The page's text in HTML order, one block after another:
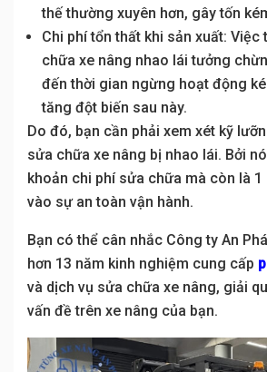
thế thường xuyên hơn, gây tốn
Chi phí tổn thất khi sản xuất: Việc
chữa xe nâng nhao lái tưởng
đến thời gian ngừng hoạt động
tăng đột biến sau này.
Do đó, bạn cần phải xem xét kỹ
sửa chữa xe nâng bị nhao lái. Bởi
khoản chi phí sửa chữa mà còn là
vào sự an toàn vận hành.
Bạn có thể cân nhắc Công ty An
hơn 13 năm kinh nghiệm cung cấp
và dịch vụ sửa chữa xe nâng, giải
vấn đề trên xe nâng của bạn.